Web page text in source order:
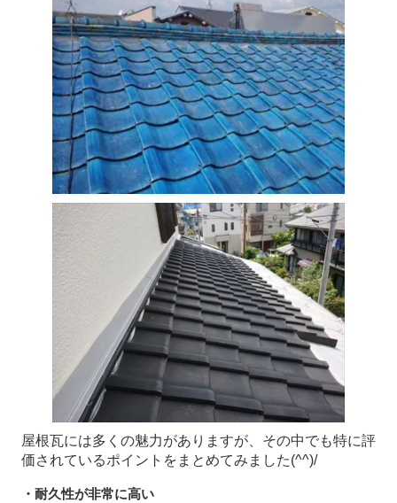
屋根瓦には多くの魅力がありますが、その中でも特に評
価されているポイントをまとめてみました(^^)/
・耐久性が非常に高い